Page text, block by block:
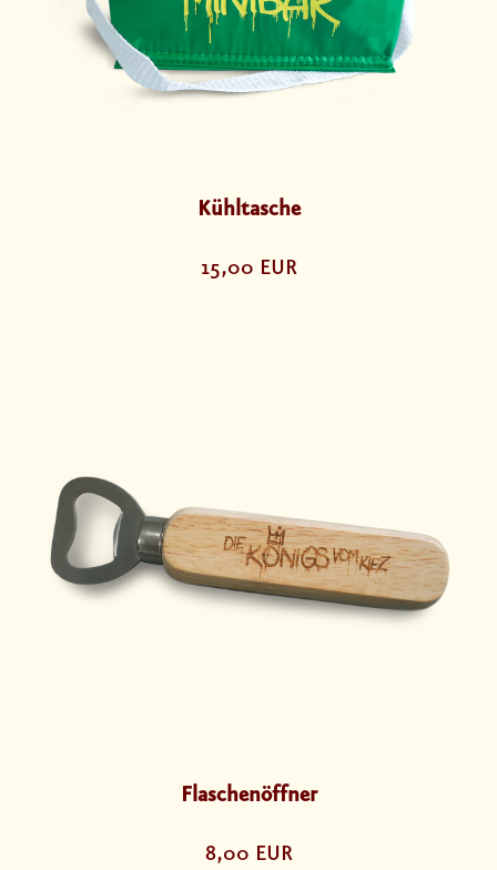
Kühltasche
15,00 EUR
Flaschenöffner
8,00 EUR